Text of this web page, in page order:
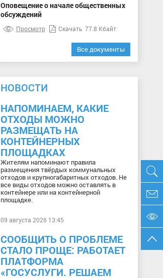
Оповещение о начале общественных
обсуждений
Просмотр Скачать 77.8 Кбайт
Все документы
НОВОСТИ
НАПОМИНАЕМ, КАКИЕ
ОТХОДЫ МОЖНО
РАЗМЕЩАТЬ НА
КОНТЕЙНЕРНЫХ
ПЛОЩАДКАХ
Жителям напоминают правила
размещения твёрдых коммунальных
отходов и крупногабаритных отходов. Не
все виды отходов можно оставлять в
контейнере или на контейнерной
площадке.
09 августа 2026 13:45
СООБЩИТЬ О ПРОБЛЕМЕ
СТАЛО ПРОЩЕ: РАБОТАЕТ
ПЛАТФОРМА
«ГОСУСЛУГИ. РЕШАЕМ